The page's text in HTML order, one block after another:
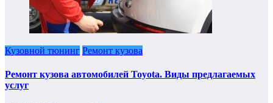
Кузовной тюнинг Ремонт кузова
Ремонт кузова автомобилей Toyota. Виды предлагаемых
услуг